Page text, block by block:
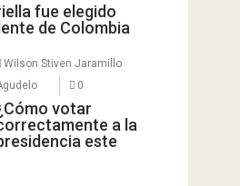
fue elegido
de Colombia
Wilson Stiven Jaramillo
0
votar
a la
este